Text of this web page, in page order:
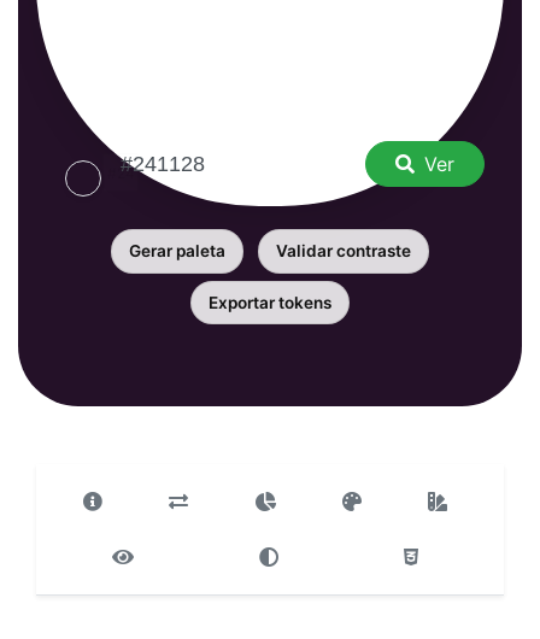
Ver
Gerar paleta Validar contraste
Exportar tokens